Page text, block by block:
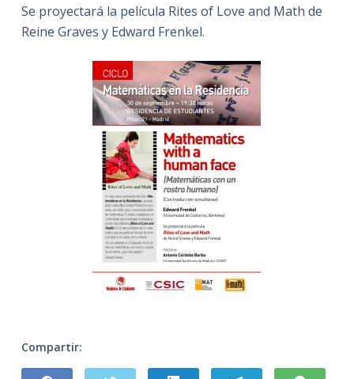
Se proyectará la película Rites of Love and Math de
Reine Graves y Edward Frenkel.
Compartir: